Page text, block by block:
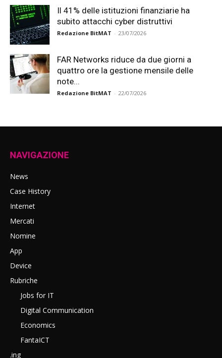
Il 41% delle istituzioni finanziarie ha
subito attacchi cyber distruttivi
Redazione BitMAT - 23/07/2026
FAR Networks riduce da due giorni a
quattro ore la gestione mensile delle
note...
Redazione BitMAT - 22/07/2026
NAVIGAZIONE
News
Case History
Internet
Mercati
Nomine
App
Device
Rubriche
Jobs for IT
Digital Communication
Economics
FantaICT
.ing